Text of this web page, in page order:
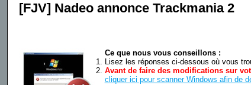
[FJV] Nadeo annonce Trackmania 2
Ce que nous vous conseillons :
Lisez les réponses ci-dessous où vous
Avant de faire des modifications sur
cliquer ici pour scanner Windows afin de